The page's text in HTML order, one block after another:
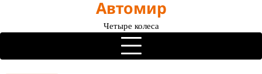
содержимому
Автомир
Четыре колеса